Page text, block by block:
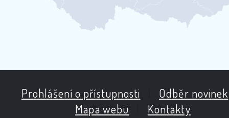
Prohlášení o přístupnosti Odběr novinek
Mapa webu
Kontakty